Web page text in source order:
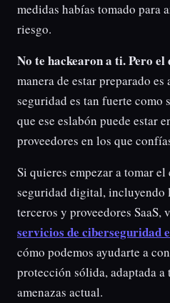
medidas habías tomado para
riesgo.
No te hackearon a ti. Pero el
manera de estar preparado
seguridad es tan fuerte como
que ese eslabón puede estar
proveedores en los que
Si quieres empezar a tomar
seguridad digital, incluyendo
terceros y proveedores SaaS,
servicios de ciberseguridad
cómo podemos ayudarte a
protección sólida, adaptada
amenazas actual.